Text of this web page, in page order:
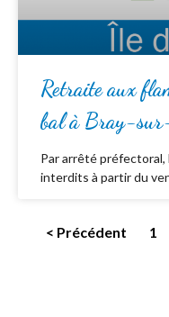
Retraite aux
bal à Bray-
Par arrêté
interdits à partir du
< Précédent 1